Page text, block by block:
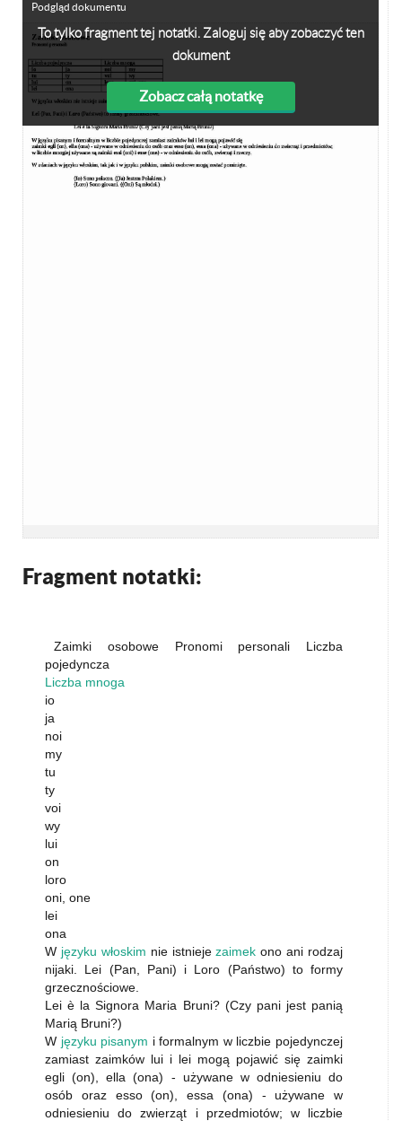
To tylko fragment tej notatki. Zaloguj się aby zobaczyć ten
dokument
Zobacz całą notatkę
Podgląd dokumentu
Fragment notatki:
Zaimki osobowe Pronomi personali Liczba
pojedyncza
Liczba mnoga
io
ja
noi
my
tu
ty
voi
wy
lui
on
loro
oni, one
lei
ona
W języku włoskim nie istniejezaimek ono ani rodzaj
nijaki. Lei (Pan, Pani) i Loro (Państwo) to formy
grzecznościowe.
Lei è la Signora Maria Bruni? (Czy pani jest panią
Marią Bruni?)
W języku pisanym i formalnym w liczbie pojedynczej
zamiast zaimków lui i lei mogą pojawić się zaimki
egli (on), ella (ona) - używane w odniesieniu do
osób oraz esso (on), essa (ona) - używane w
odniesieniu do zwierząt i przedmiotów; w liczbie